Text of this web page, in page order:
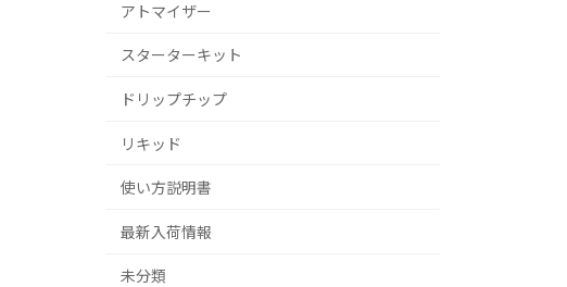
アトマイザー
スターターキット
ドリップチップ
リキッド
使い方説明書
最新入荷情報
未分類